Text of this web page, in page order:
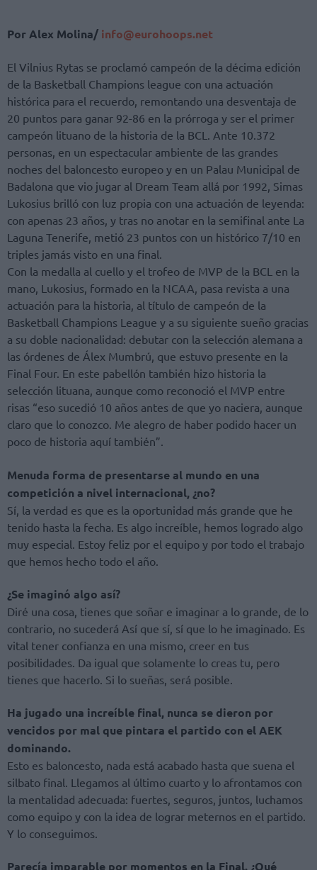
Por Alex Molina/ info@eurohoops.net
El Vilnius Rytas se proclamó campeón de la décima edición
de la Basketball Champions league con una actuación
histórica para el recuerdo, remontando una desventaja de
20 puntos para ganar 92-86 en la prórroga y ser el primer
campeón lituano de la historia de la BCL. Ante 10.372
personas, en un espectacular ambiente de las grandes
noches del baloncesto europeo y en un Palau Municipal de
Badalona que vio jugar al Dream Team allá por 1992, Simas
Lukosius brilló con luz propia con una actuación de leyenda:
con apenas 23 años, y tras no anotar en la semifinal ante La
Laguna Tenerife, metió 23 puntos con un histórico 7/10 en
triples jamás visto en una final.
Con la medalla al cuello y el trofeo de MVP de la BCL en la
mano, Lukosius, formado en la NCAA, pasa revista a una
actuación para la historia, al título de campeón de la
Basketball Champions League y a su siguiente sueño gracias
a su doble nacionalidad: debutar con la selección alemana a
las órdenes de Álex Mumbrú, que estuvo presente en la
Final Four. En este pabellón también hizo historia la
selección lituana, aunque como reconoció el MVP entre
risas “eso sucedió 10 años antes de que yo naciera, aunque
claro que lo conozco. Me alegro de haber podido hacer un
poco de historia aquí también”.
Menuda forma de presentarse al mundo en una
competición a nivel internacional, ¿no?
Sí, la verdad es que es la oportunidad más grande que he
tenido hasta la fecha. Es algo increíble, hemos logrado algo
muy especial. Estoy feliz por el equipo y por todo el trabajo
que hemos hecho todo el año.
¿Se imaginó algo así?
Diré una cosa, tienes que soñar e imaginar a lo grande, de lo
contrario, no sucederá Así que sí, sí que lo he imaginado. Es
vital tener confianza en una mismo, creer en tus
posibilidades. Da igual que solamente lo creas tu, pero
tienes que hacerlo. Si lo sueñas, será posible.
Ha jugado una increíble final, nunca se dieron por
vencidos por mal que pintara el partido con el AEK
dominando.
Esto es baloncesto, nada está acabado hasta que suena el
silbato final. Llegamos al último cuarto y lo afrontamos con
la mentalidad adecuada: fuertes, seguros, juntos, luchamos
como equipo y con la idea de lograr meternos en el partido.
Y lo conseguimos.
Parecía imparable por momentos en la Final. ¿Qué